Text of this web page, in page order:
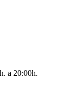
a 20:00h.